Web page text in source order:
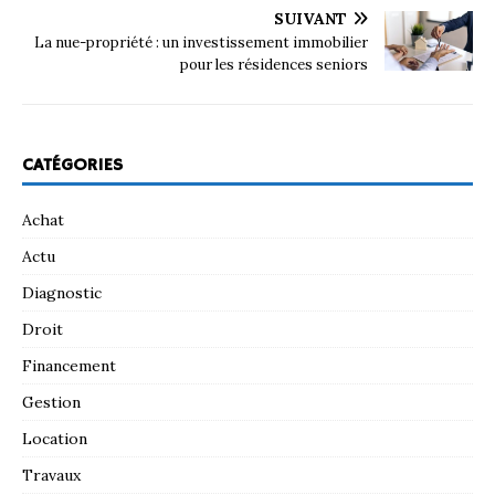
SUIVANT
La nue-propriété : un investissement immobilier
pour les résidences seniors
CATÉGORIES
Achat
Actu
Diagnostic
Droit
Financement
Gestion
Location
Travaux